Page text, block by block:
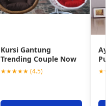
Kursi Gantung
Trending Couple Now
★★★★★ (4.5)